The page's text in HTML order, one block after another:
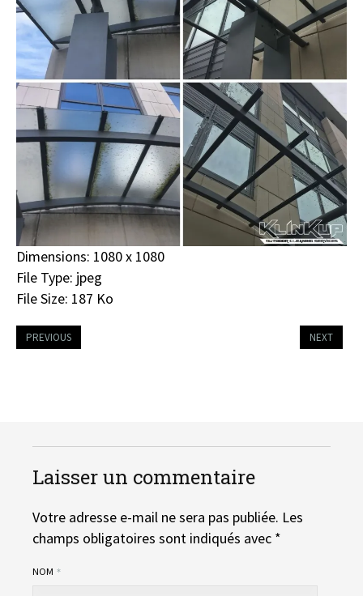
Dimensions: 1080 x 1080
File Type: jpeg
File Size: 187 Ko
PREVIOUS NEXT
Laisser un commentaire
Votre adresse e-mail ne sera pas publiée. Les
champs obligatoires sont indiqués avec *
NOM